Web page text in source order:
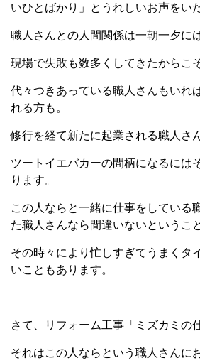
いひとばかり」とうれしいお声をい
職人さんとの人間関係は一朝一夕に
現場で失敗も数多くしてきたからこ
代々つきあっている職人さんもいれ
れる方も。
修行を経て新たに起業される職人さ
ツートイエバカーの間柄になるには
ります。
この人ならと一緒に仕事をしている
た職人さんなら間違いないというこ
その時々により忙しすぎてうまくタ
いこともあります。
さて、リフォーム工事「ミズカミの
それはこの人ならという職人さんに